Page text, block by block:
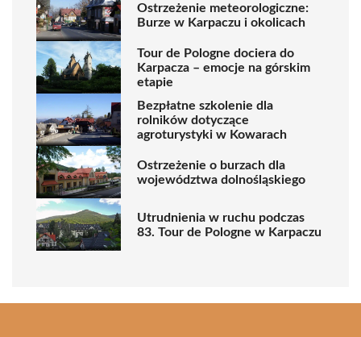
Ostrzeżenie meteorologiczne:
Burze w Karpaczu i okolicach
Tour de Pologne dociera do
Karpacza – emocje na górskim
etapie
Bezpłatne szkolenie dla
rolników dotyczące
agroturystyki w Kowarach
Ostrzeżenie o burzach dla
województwa dolnośląskiego
Utrudnienia w ruchu podczas
83. Tour de Pologne w Karpaczu